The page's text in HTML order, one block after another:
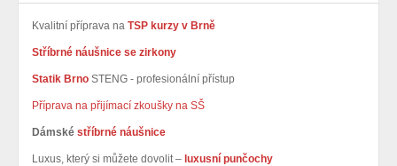
Kvalitní příprava na TSP kurzy v Brně
Stříbrné náušnice se zirkony
Statik Brno STENG - profesionální přístup
Příprava na přijímací zkoušky na SŠ
Dámské stříbrné náušnice
Luxus, který si můžete dovolit – luxusní punčochy